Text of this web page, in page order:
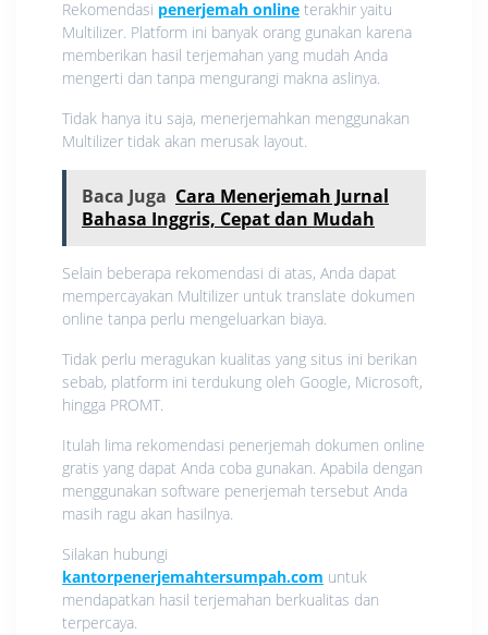
Rekomendasi penerjemah online terakhir yaitu
Multilizer. Platform ini banyak orang gunakan karena
memberikan hasil terjemahan yang mudah Anda
mengerti dan tanpa mengurangi makna aslinya.
Tidak hanya itu saja, menerjemahkan menggunakan
Multilizer tidak akan merusak layout.
Baca Juga Cara Menerjemah Jurnal
Bahasa Inggris, Cepat dan Mudah
Selain beberapa rekomendasi di atas, Anda dapat
mempercayakan Multilizer untuk translate dokumen
online tanpa perlu mengeluarkan biaya.
Tidak perlu meragukan kualitas yang situs ini berikan
sebab, platform ini terdukung oleh Google, Microsoft,
hingga PROMT.
Itulah lima rekomendasi penerjemah dokumen online
gratis yang dapat Anda coba gunakan. Apabila dengan
menggunakan software penerjemah tersebut Anda
masih ragu akan hasilnya.
Silakan hubungi
kantorpenerjemahtersumpah.com untuk
mendapatkan hasil terjemahan berkualitas dan
terpercaya.